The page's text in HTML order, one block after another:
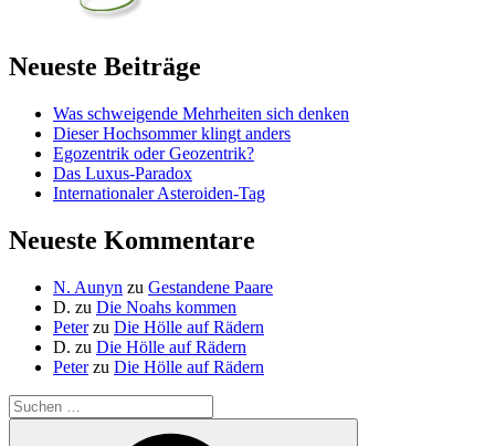
Neueste Beiträge
Was schweigende Mehrheiten sich denken
Dieser Hochsommer klingt anders
Egozentrik oder Geozentrik?
Das Luxus-Paradox
Internationaler Asteroiden-Tag
Neueste Kommentare
N. Aunyn zu Gestandene Paare
D. zu Die Noahs kommen
Peterzu Die Hölle auf Rädern
D. zu Die Hölle auf Rädern
Peterzu Die Hölle auf Rädern
Suche
nach: